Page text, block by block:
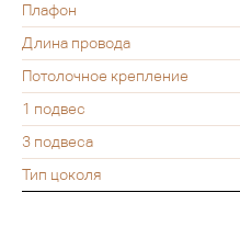
Плафон
Длина провода
Потолочное крепление
1 подвес
3 подвеса
Тип цоколя